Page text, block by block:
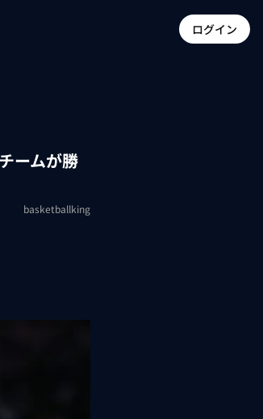
ログイン
ームが勝
basketballking